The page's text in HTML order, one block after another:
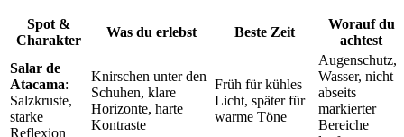
Spot &
Charakter
Was du erlebst Beste Zeit
Worauf du
achtest
Salar de
Atacama:
Salzkruste,
starke
Reflexion
Knirschen unter den
Schuhen, klare
Horizonte, harte
Kontraste
Früh für kühles
Licht, später für
warme Töne
Augenschutz,
Wasser, nicht
abseits
markierter
Bereiche